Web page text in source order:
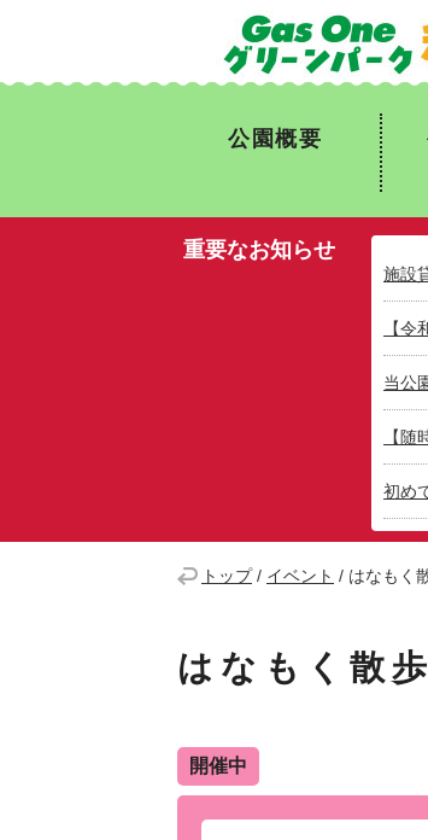
公園概要
重要なお知らせ
施設
【
当公
【
初め
トップ/ イベント / はなもく
はなもく散
開催中